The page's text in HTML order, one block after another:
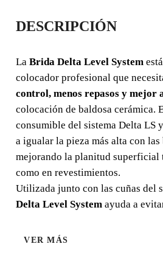
BRIDA
LEVEL
RUBI
La **Brida Delta Level System**
sistema de nivelación pensado
mantener la baldosa estable
para formatos a partir de **30 x
conseguir **más planitud,
acabado más uniforme** en
DESCRIPCIÓN
La Brida Delta Level System
colocador profesional que
control, menos repasos y mejor
colocación de baldosa cerámica.
consumible del sistema Delta LS
a igualar la pieza más alta con las
mejorando la planitud superficial
como en revestimientos.
Utilizada junto con las cuñas del
Delta Level System ayuda a
VER MÁS